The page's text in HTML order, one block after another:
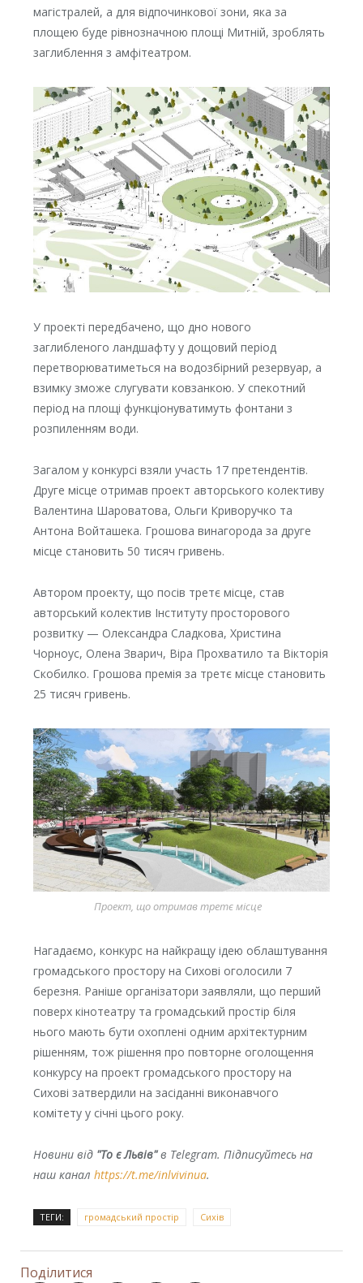
магістралей, а для відпочинкової зони, яка за
площею буде рівнозначною площі Митній, зроблять
заглиблення з амфітеатром.
У проекті передбачено, що дно нового
заглибленого ландшафту у дощовий період
перетворюватиметься на водозбірний резервуар, а
взимку зможе слугувати ковзанкою. У спекотний
період на площі функціонуватимуть фонтани з
розпиленням води.
Загалом у конкурсі взяли участь 17 претендентів.
Друге місце отримав проект авторського колективу
Валентина Шароватова, Ольги Криворучко та
Антона Войташека. Грошова винагорода за друге
місце становить 50 тисяч гривень.
Автором проекту, що посів третє місце, став
авторський колектив Інституту просторового
розвитку — Олександра Сладкова, Христина
Чорноус, Олена Зварич, Віра Прохватило та Вікторія
Скобилко. Грошова премія за третє місце становить
25 тисяч гривень.
Проект, що отримав третє місце
Нагадаємо, конкурс на найкращу ідею облаштування
громадського простору на Сихові оголосили 7
березня. Раніше організатори заявляли, що перший
поверх кінотеатру та громадський простір біля
нього мають бути охоплені одним архітектурним
рішенням, тож рішення про повторне оголощення
конкурсу на проект громадського простору на
Сихові затвердили на засіданні виконавчого
комітету у січні цього року.
Новини від "То є Львів"в Telegram. Підписуйтесь на
наш канал https://t.me/inlvivinua.
ТЕГИ: громадський простір Сихів
Поділитися